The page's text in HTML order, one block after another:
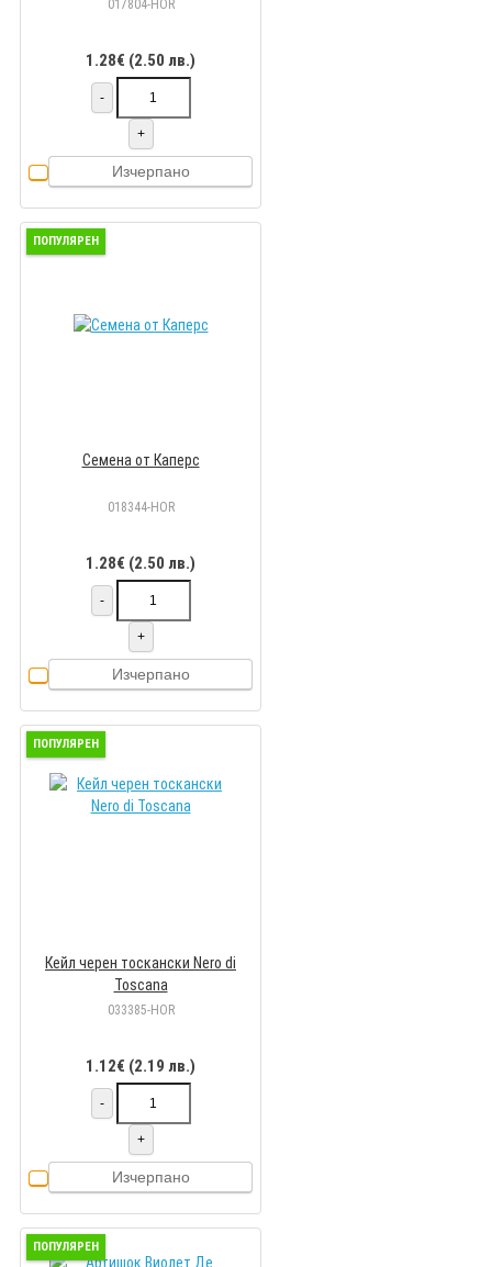
017804-HOR
1.28€ (2.50 лв.)
-
+
Изчерпано
ПОПУЛЯРЕН
Семена от Каперс
018344-HOR
1.28€ (2.50 лв.)
-
+
Изчерпано
ПОПУЛЯРЕН
Кейл черен тоскански Nero di
Toscana
033385-HOR
1.12€ (2.19 лв.)
-
+
Изчерпано
ПОПУЛЯРЕН